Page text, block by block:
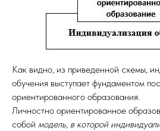
Как видно, из приведенной схемы,
обучения выступает фундаментом
ориентированного образования.
Личностно ориентированное
собой модель, в которой